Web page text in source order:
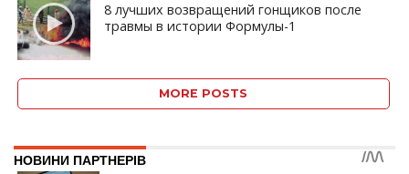
ID, "post_views_count", true); if ( $post_views >= 1) { ?>
8 лучших возвращений гонщиков после
травмы в истории Формулы-1
MORE POSTS